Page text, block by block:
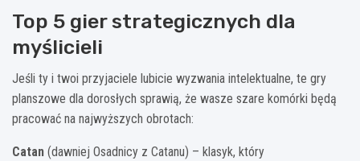
Top 5 gier strategicznych dla
myślicieli
Jeśli ty i twoi przyjaciele lubicie wyzwania intelektualne, te gry
planszowe dla dorosłych sprawią, że wasze szare komórki będą
pracować na najwyższych obrotach:
Catan (dawniej Osadnicy z Catanu) – klasyk, który